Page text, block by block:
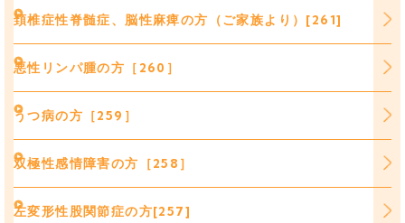
頚椎症性脊髄症、脳性麻痺の方（ご家族より）[261]
悪性リンパ腫の方［260］
うつ病の方［259］
双極性感情障害の方［258］
左変形性股関節症の方[257]